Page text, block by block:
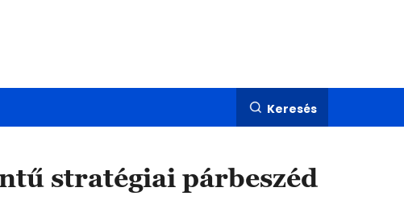
Keresés
stratégiai párbeszéd